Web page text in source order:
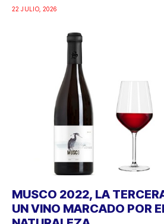
22 JULIO, 2026
MUSCO 2022, LA
UN VINO MARCADO POR